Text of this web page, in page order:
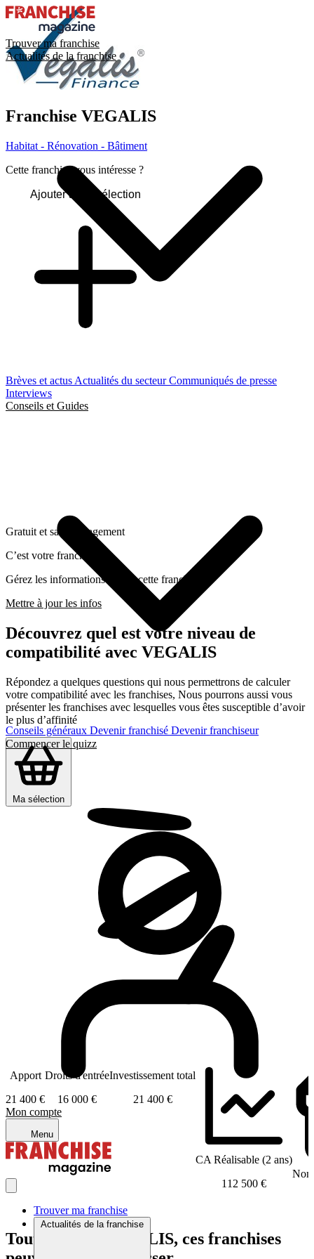
Trouver ma franchise
Actualités de la franchise
Brèves et actus Actualités du secteurCommuniqués de presse
Interviews
Conseils et Guides
Conseils généraux Devenir franchisé Devenir franchiseur
Ma sélection
Mon compte
Menu
Trouver ma franchise
Actualités de la franchise
Franchise VEGALIS
Habitat - Rénovation - Bâtiment
Cette franchise vous intéresse ?
Ajouter à ma sélection
Gratuit et sans engagement
C’est votre franchise ?
Gérez les informations liées a cette franchise
Mettre à jour les infos
Découvrez quel est votre niveau de
compatibilité avec VEGALIS
Répondez a quelques questions qui nous permettrons de calculer
votre compatibilité avec les franchises, Nous pourrons aussi vous
présenter les franchises avec lesquelles vous êtes susceptible d’avoir
le plus d’affinité
Commencer le quizz
Apport
21 400 €
Droits d'entrée
16 000 €
Investissement total
21 400 €
CA Réalisable (2 ans)
112 500 €
Tout comme VEGALIS, ces franchises